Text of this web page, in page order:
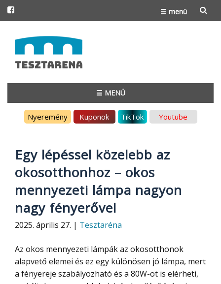
☰ menü
to
content
☰ MENÜ
Nyeremény Kuponok TikTok Youtube
Egy lépéssel közelebb az
okosotthonhoz – okos
mennyezeti lámpa nagyon
nagy fényerővel
2025. április 27. | Tesztaréna
Az okos mennyezeti lámpák az okosotthonok
alapvető elemei és ez egy különösen jó lámpa, mert
a fényereje szabályozható és a 80W-ot is elérheti,